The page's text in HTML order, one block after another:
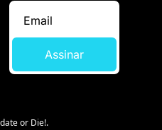
Assinar
or Die!.